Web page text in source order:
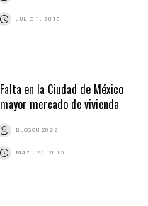
JULIO 1, 2015
Falta en la Ciudad de México
mayor mercado de vivienda
BLOGCU 2022
MAYO 27, 2015